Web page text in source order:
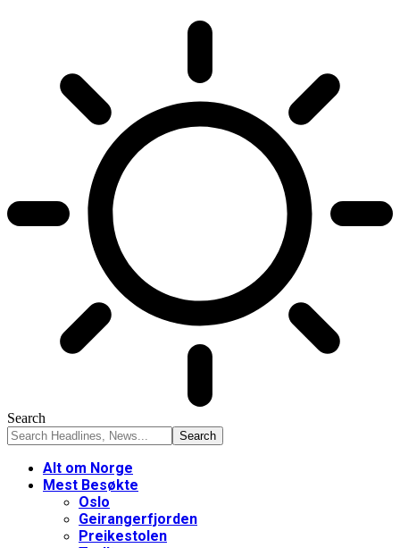
Search
Alt om Norge
Mest Besøkte
Oslo
Geirangerfjorden
Preikestolen